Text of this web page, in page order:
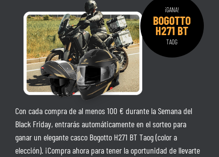
¡GANA!
BOGOTTO
H271 BT
TAOG
Con cada compra de al menos 100 € durante la Semana del
Black Friday, entrarás automáticamente en el sorteo para
ganar un elegante casco Bogotto H271 BT Taog (color a
elección). ¡Compra ahora para tener la oportunidad de llevarte